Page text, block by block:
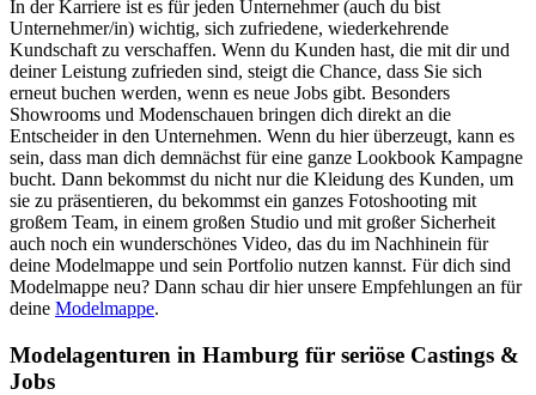
In der Karriere ist es für jeden Unternehmer (auch du bist
Unternehmer/in) wichtig, sich zufriedene, wiederkehrende
Kundschaft zu verschaffen. Wenn du Kunden hast, die mit dir und
deiner Leistung zufrieden sind, steigt die Chance, dass Sie sich
erneut buchen werden, wenn es neue Jobs gibt. Besonders
Showrooms und Modenschauen bringen dich direkt an die
Entscheider in den Unternehmen. Wenn du hier überzeugt, kann es
sein, dass man dich demnächst für eine ganze Lookbook Kampagne
bucht. Dann bekommst du nicht nur die Kleidung des Kunden, um
sie zu präsentieren, du bekommst ein ganzes Fotoshooting mit
großem Team, in einem großen Studio und mit großer Sicherheit
auch noch ein wunderschönes Video, das du im Nachhinein für
deine Modelmappe und sein Portfolio nutzen kannst. Für dich sind
Modelmappe neu? Dann schau dir hier unsere Empfehlungen an für
deine Modelmappe.
Modelagenturen in Hamburg für seriöse Castings &
Jobs